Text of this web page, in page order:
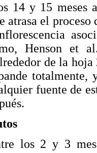
14 y 15 meses
atrasa el
Henson et
de la hoja
fuente de
los 2 y 3